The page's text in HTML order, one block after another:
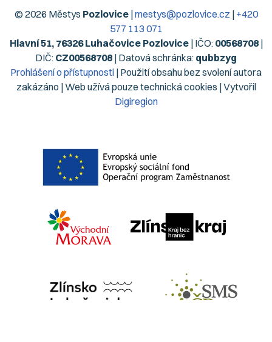
© 2026 Městys Pozlovice|mestys@pozlovice.cz | +420
577 113 071
Hlavní 51, 76326 Luhačovice Pozlovice| IČO: 00568708|
DIČ: CZ00568708 | Datová schránka: qubbzyg
Prohlášení o přístupnosti | Použití obsahu bez svolení autora
zakázáno | Web užívá pouze technická cookies | Vytvořil
Digiregion